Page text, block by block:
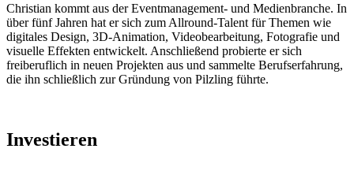
Christian kommt aus der Eventmanagement- und Medienbranche. In
über fünf Jahren hat er sich zum Allround-Talent für Themen wie
digitales Design, 3D-Animation, Videobearbeitung, Fotografie und
visuelle Effekten entwickelt. Anschließend probierte er sich
freiberuflich in neuen Projekten aus und sammelte Berufserfahrung,
die ihn schließlich zur Gründung von Pilzling führte.
Investieren